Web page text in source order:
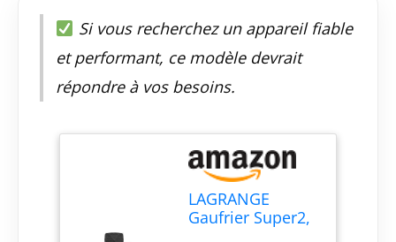
Si vous recherchez un appareil fiable
et performant, ce modèle devrait
répondre à vos besoins.
LAGRANGE
Gaufrier Super2,